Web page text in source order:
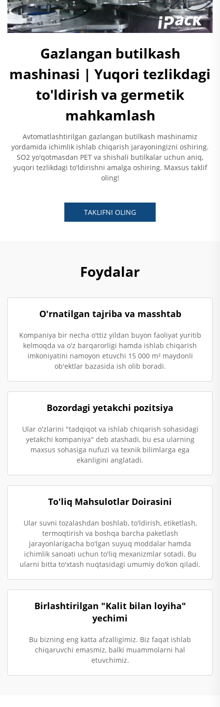
Gazlangan butilkash
mashinasi | Yuqori tezlikdagi
to'ldirish va germetik
mahkamlash
Avtomatlashtirilgan gazlangan butilkash mashinamiz
yordamida ichimlik ishlab chiqarish jarayoningizni oshiring.
SO2 yo'qotmasdan PET va shishali butilkalar uchun aniq,
yuqori tezlikdagi to'ldirishni amalga oshiring. Maxsus taklif
oling!
TAKLIFNI OLING
Foydalar
O'rnatilgan tajriba va masshtab
Kompaniya bir necha o'ttiz yildan buyon faoliyat yuritib
kelmoqda va o'z barqarorligi hamda ishlab chiqarish
imkoniyatini namoyon etuvchi 15 000 m² maydonli
ob'ektlar bazasida ish olib boradi.
Bozordagi yetakchi pozitsiya
Ular o'zlarini "tadqiqot va ishlab chiqarish sohasidagi
yetakchi kompaniya" deb atashadi, bu esa ularning
maxsus sohasiga nufuzi va texnik bilimlarga ega
ekanligini anglatadi.
To'liq Mahsulotlar Doirasini
Ular suvni tozalashdan boshlab, to'ldirish, etiketlash,
termoqtirish va boshqa barcha paketlash
jarayonlarigacha bo'lgan suyuq moddalar hamda
ichimlik sanoati uchun to'liq mexanizmlar sotadi. Bu
ularni bitta to'xtash nuqtasidagi umumiy do'kon qiladi.
Birlashtirilgan "Kalit bilan loyiha"
yechimi
Bu bizning eng katta afzalligimiz. Biz faqat ishlab
chiqaruvchi emasmiz, balki muammolarni hal
etuvchimiz.